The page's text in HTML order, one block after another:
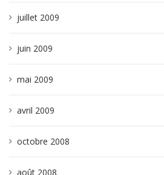
juillet 2009
juin 2009
mai 2009
avril 2009
octobre 2008
août 2008